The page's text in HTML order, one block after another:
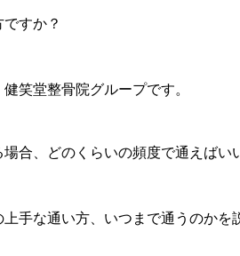
笑堂整骨院グループです。
合、どのくらいの頻度で通えばい
手な通い方、いつまで通うのかを